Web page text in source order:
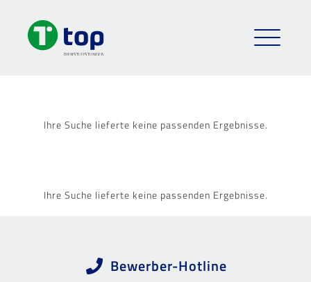
Ihre Suche lieferte keine passenden Ergebnisse.
Ihre Suche lieferte keine passenden Ergebnisse.
Bewerber-Hotline